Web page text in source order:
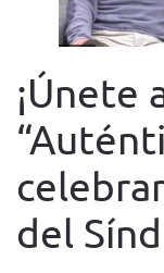
¡Únete
del